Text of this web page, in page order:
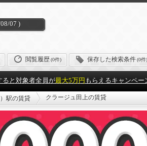
07 )
閲覧履歴(0件) 保存した検索条件(0件)
ると対象者全員が最大5万円 もらえるキャンペー
駅の賃貸 クラージュ田上の賃貸